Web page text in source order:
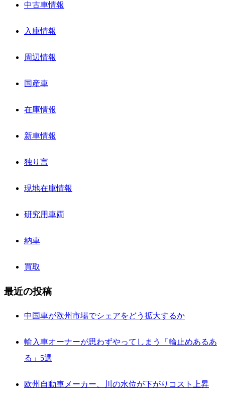
中古車情報
入庫情報
周辺情報
国産車
在庫情報
新車情報
独り言
現地在庫情報
研究用車両
納車
買取
最近の投稿
中国車が欧州市場でシェアをどう拡大するか
輸入車オーナーが思わずやってしまう「輪止めあるあ
る」5選
欧州自動車メーカー、川の水位が下がりコスト上昇